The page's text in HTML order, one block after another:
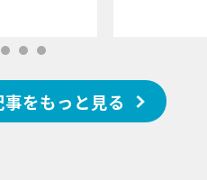
をもっと見る